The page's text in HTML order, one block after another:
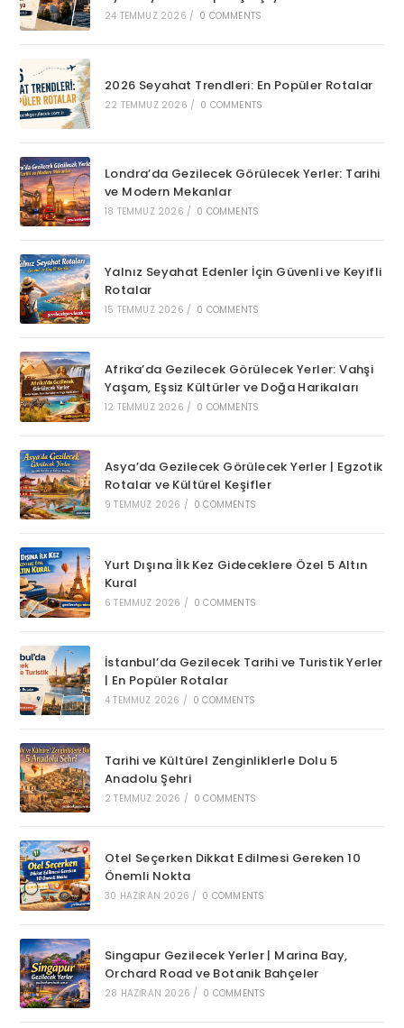
24 TEMMUZ 2026 / 0 COMMENTS
2026 Seyahat Trendleri: En Popüler Rotalar
22 TEMMUZ 2026 / 0 COMMENTS
Londra’da Gezilecek Görülecek Yerler: Tarihi
ve Modern Mekanlar
18 TEMMUZ 2026 / 0 COMMENTS
Yalnız Seyahat Edenler İçin Güvenli ve Keyifli
Rotalar
15 TEMMUZ 2026 / 0 COMMENTS
Afrika’da Gezilecek Görülecek Yerler: Vahşi
Yaşam, Eşsiz Kültürler ve Doğa Harikaları
12 TEMMUZ 2026 / 0 COMMENTS
Asya’da Gezilecek Görülecek Yerler | Egzotik
Rotalar ve Kültürel Keşifler
9 TEMMUZ 2026 / 0 COMMENTS
Yurt Dışına İlk Kez Gideceklere Özel 5 Altın
Kural
6 TEMMUZ 2026 / 0 COMMENTS
İstanbul’da Gezilecek Tarihi ve Turistik Yerler
| En Popüler Rotalar
4 TEMMUZ 2026 / 0 COMMENTS
Tarihi ve Kültürel Zenginliklerle Dolu 5
Anadolu Şehri
2 TEMMUZ 2026 / 0 COMMENTS
Otel Seçerken Dikkat Edilmesi Gereken 10
Önemli Nokta
30 HAZIRAN 2026 / 0 COMMENTS
Singapur Gezilecek Yerler | Marina Bay,
Orchard Road ve Botanik Bahçeler
28 HAZIRAN 2026 / 0 COMMENTS